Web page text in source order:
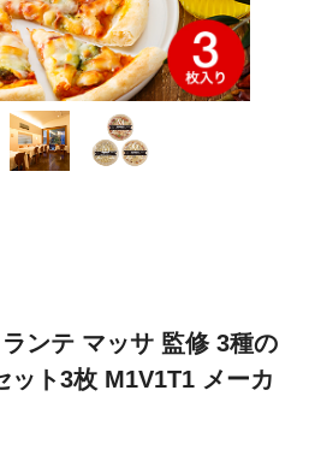
ンテ マッサ 監修 3種の
ット3枚 M1V1T1 メーカ